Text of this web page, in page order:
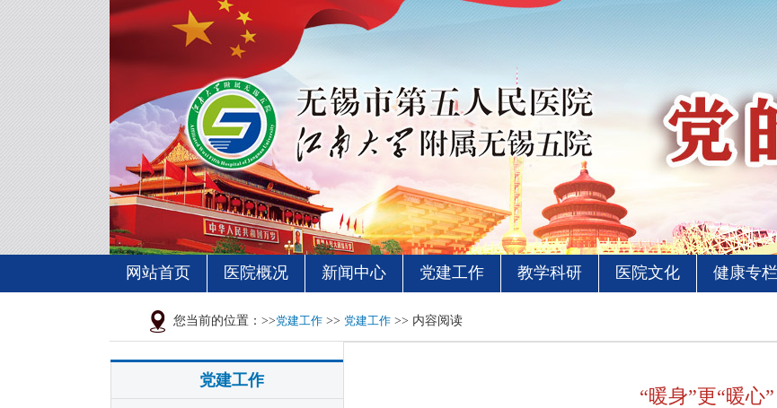
网站首页 医院概况 新闻中心 党建工作 教学科研 医院文化 健康专栏
您当前的位置：>>党建工作 >> 党建工作 >> 内容阅读
党建工作
“暖身”更“暖心”